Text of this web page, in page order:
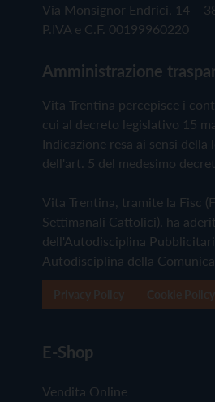
Via Monsignor Endrici, 14 –
P.IVA e C.F. 00199960220
Amministrazione
Vita Trentina percepisce i
cui al decreto legislativo 15
Indicazione resa ai sensi
dell'art. 5 del medesimo
Vita Trentina, tramite la Fisc
Settimanali Cattolici), ha
dell'Autodisciplina
Autodisciplina della
E-Shop
Vendita Online